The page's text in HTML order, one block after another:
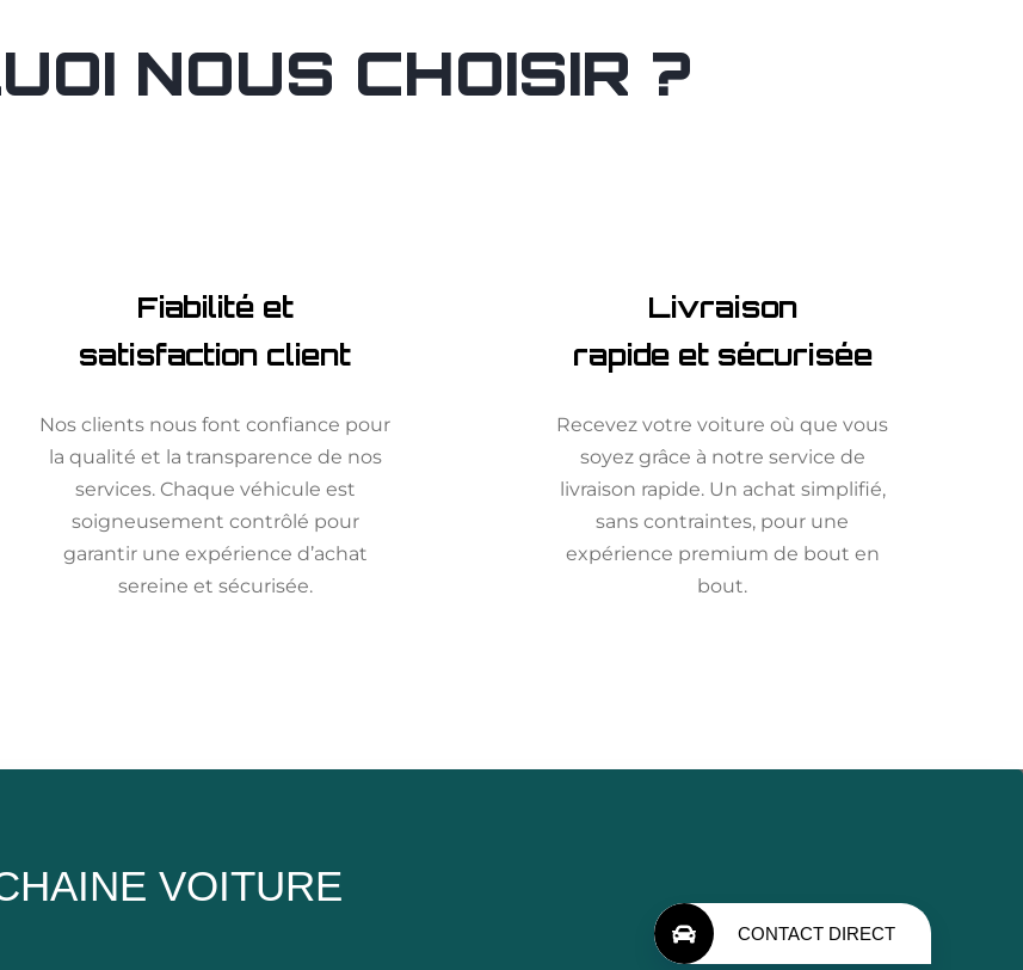
NOUS CHOISIR ?
Fiabilité et
satisfaction client
Nos clients nous font confiance pour
la qualité et la transparence de nos
services. Chaque véhicule est
soigneusement contrôlé pour
garantir une expérience d’achat
sereine et sécurisée.
Livraison
rapide et sécurisée
Recevez votre voiture où que vous
soyez grâce à notre service de
livraison rapide. Un achat simplifié,
sans contraintes, pour une
expérience premium de bout en
bout.
VOITURE
CONTACT DIRECT